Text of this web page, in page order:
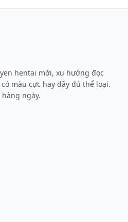
hentai mới, xu hướng đọc
màu cực hay đầy đủ thể loại.
ngày.